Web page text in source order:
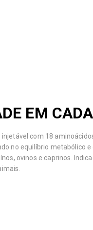
EM
com 18
no equilíbrio metabólico e
ovinos e caprinos.